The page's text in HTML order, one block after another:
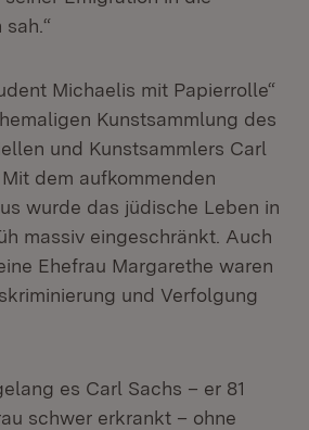
Michaelis mit Papierrolle“
Kunstsammlung des
und Kunstsammlers Carl
dem aufkommenden
wurde das jüdische Leben in
massiv eingeschränkt. Auch
Ehefrau Margarethe waren
und Verfolgung
es Carl Sachs – er 81
schwer erkrankt – ohne